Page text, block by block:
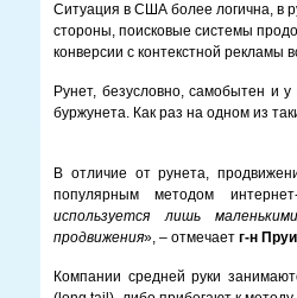
Ситуация в США более логична, в
стороны, поисковые системы
конверсии с контекстной рекламы
Рунет, безусловно, самобытен и
буржунета. Как раз на одном из
В отличие от рунета,
популярным методом
используется лишь
продвижения», – отмечает г-н
Компании средней руки